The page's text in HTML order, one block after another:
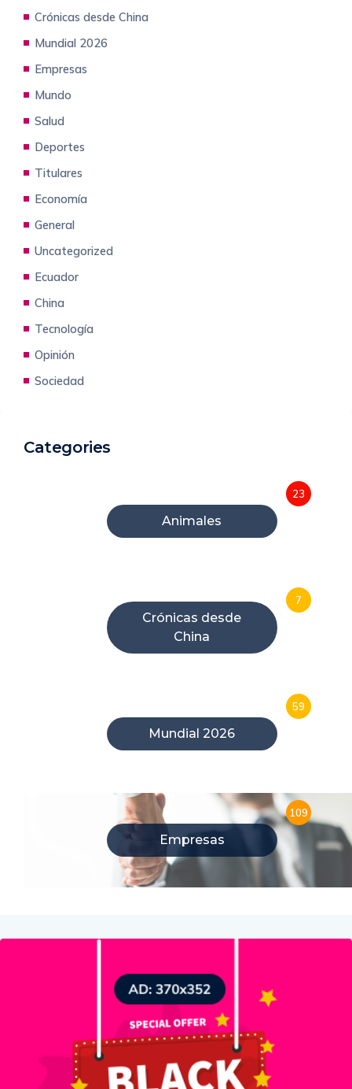
Crónicas desde China
Mundial 2026
Empresas
Mundo
Salud
Deportes
Titulares
Economía
General
Uncategorized
Ecuador
China
Tecnología
Opinión
Sociedad
Categories
Animales
23
Crónicas desde
China
7
Mundial 2026
59
Empresas
109